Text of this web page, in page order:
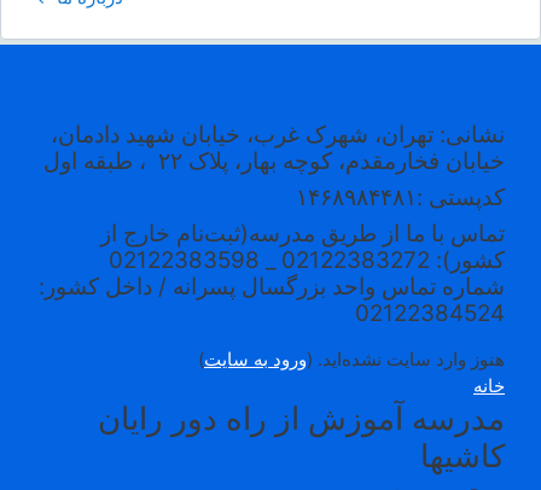
نشانی: تهران، شهرک غرب، خیابان شهید دادمان،
خیابان فخارمقدم، کوچه بهار، پلاک ۲۲
، طبقه اول
کدپستی :۱۴۶۸۹۸۴۴۸۱
تماس با ما از طریق مدرسه(ثبت‌نام خارج از
کشور): 02122383272 _ 02122383598
شماره تماس واحد بزرگسال پسرانه / داخل کشور:
02122384524
هنوز وارد سایت نشده‌اید. (ورود به سایت)
خانه
مدرسه آموزش از راه دور رایان
کاشیها